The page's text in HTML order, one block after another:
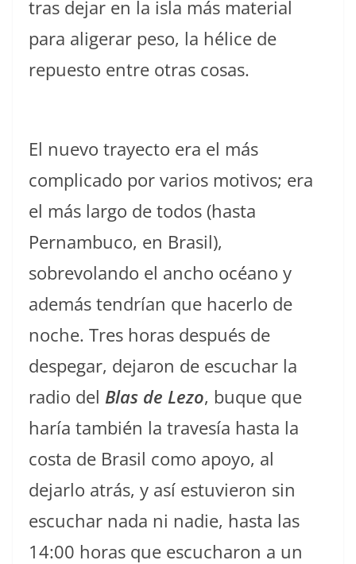
tras dejar en la isla más material
para aligerar peso, la hélice de
repuesto entre otras cosas.
El nuevo trayecto era el más
complicado por varios motivos; era
el más largo de todos (hasta
Pernambuco, en Brasil),
sobrevolando el ancho océano y
además tendrían que hacerlo de
noche. Tres horas después de
despegar, dejaron de escuchar la
radio del Blas de Lezo, buque que
haría también la travesía hasta la
costa de Brasil como apoyo, al
dejarlo atrás, y así estuvieron sin
escuchar nada ni nadie, hasta las
14:00 horas que escucharon a un